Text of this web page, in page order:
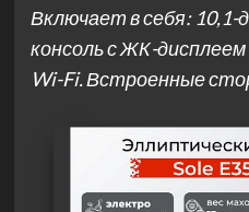
Включает в себя: 10,1-
консоль с ЖК-
Wi-Fi. Встроенные